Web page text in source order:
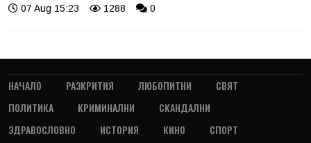
07 Aug 15:23 1288 0
НАЧАЛО РАЗКРИТИЯ ЛЮБОПИТНИ
СВЯТ
ПОЛИТИКА
КРИМИНАЛНИ
СКАНДАЛНИ
ЗДРАВОСЛОВНО
ИСТОРИЯ КИНО
СПОРТ